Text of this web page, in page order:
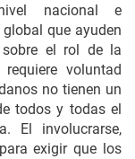
nacional e
que ayuden
el rol de la
voluntad
no tienen un
todos y todas el
El involucrarse,
exigir que los